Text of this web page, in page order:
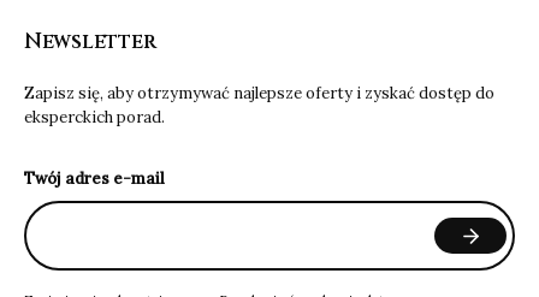
Newsletter
Zapisz się, aby otrzymywać najlepsze oferty i zyskać dostęp do
eksperckich porad.
Twój adres e-mail